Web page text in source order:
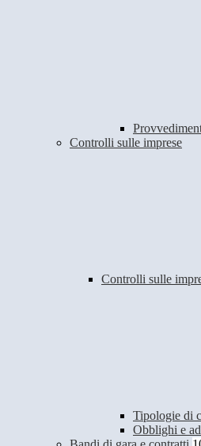
Controlli sulle imprese
Controlli sulle
Tipologie di
Obblighi e